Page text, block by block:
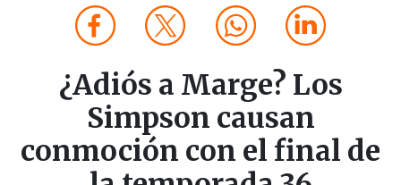
¿Adiós a Marge? Los
Simpson causan
conmoción con el final de